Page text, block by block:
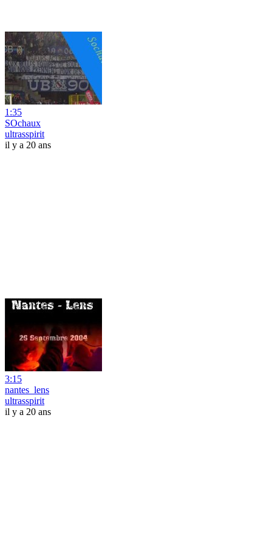
1:35
SOchaux
ultrasspirit
il y a 20 ans
3:15
nantes_lens
ultrasspirit
il y a 20 ans